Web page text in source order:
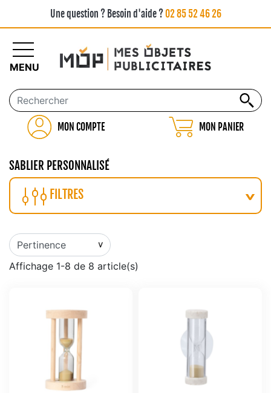
Une question ? Besoin d'aide ?02 85 52 46 26
MON COMPTE MON PANIER
MENU
SABLIER PERSONNALISÉ
FILTRES
Affichage 1-8 de 8 article(s)